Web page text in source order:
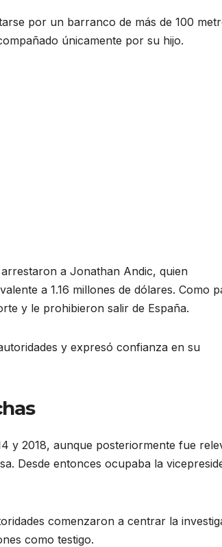
por un barranco de más de 100
únicamente por su hijo.
arrestaron a Jonathan Andic, quien
a 1.16 millones de dólares. Como
y le prohibieron salir de España.
y expresó confianza en su
y 2018, aunque posteriormente fue
Desde entonces ocupaba la
comenzaron a centrar la
como testigo.